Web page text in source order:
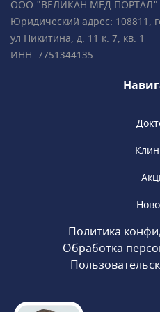
круглосуточно в любой
недели.«Медицина»
им. Н.И. Пирогова,
базой кафедры
медицины. Доступны
академиков, членов
ООО "ВЕЛИКАН МЕД ПОРТАЛ"
Юридический адрес: 108811,
ул Никитина, д. 11 к. 7, кв. 1
ИНН: 7751344135
Политика
Обработка